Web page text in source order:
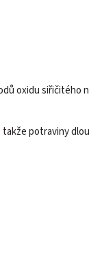
oxidu siřičitého
potraviny